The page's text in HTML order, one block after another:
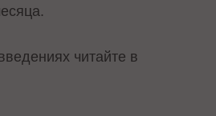
читайте в